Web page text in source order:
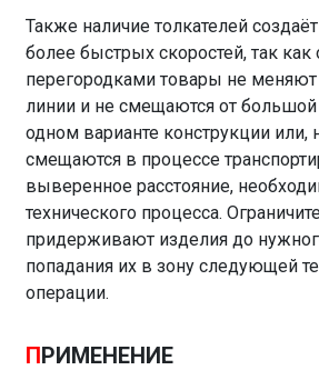
Также наличие толкателей
более быстрых скоростей, так
перегородками товары не
линии и не смещаются от большой
одном варианте конструкции или,
смещаются в процессе
выверенное расстояние,
технического процесса.
придерживают изделия до
попадания их в зону следующей
операции.
ПРИМЕНЕНИЕ